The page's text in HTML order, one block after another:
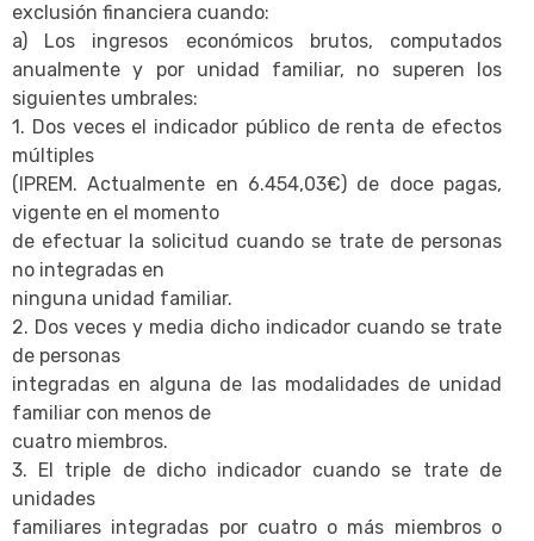
exclusión financiera cuando:
a) Los ingresos económicos brutos, computados
anualmente y por unidad familiar, no superen los
siguientes umbrales:
1. Dos veces el indicador público de renta de efectos
múltiples
(IPREM. Actualmente en 6.454,03€) de doce pagas,
vigente en el momento
de efectuar la solicitud cuando se trate de personas
no integradas en
ninguna unidad familiar.
2. Dos veces y media dicho indicador cuando se trate
de personas
integradas en alguna de las modalidades de unidad
familiar con menos de
cuatro miembros.
3. El triple de dicho indicador cuando se trate de
unidades
familiares integradas por cuatro o más miembros o